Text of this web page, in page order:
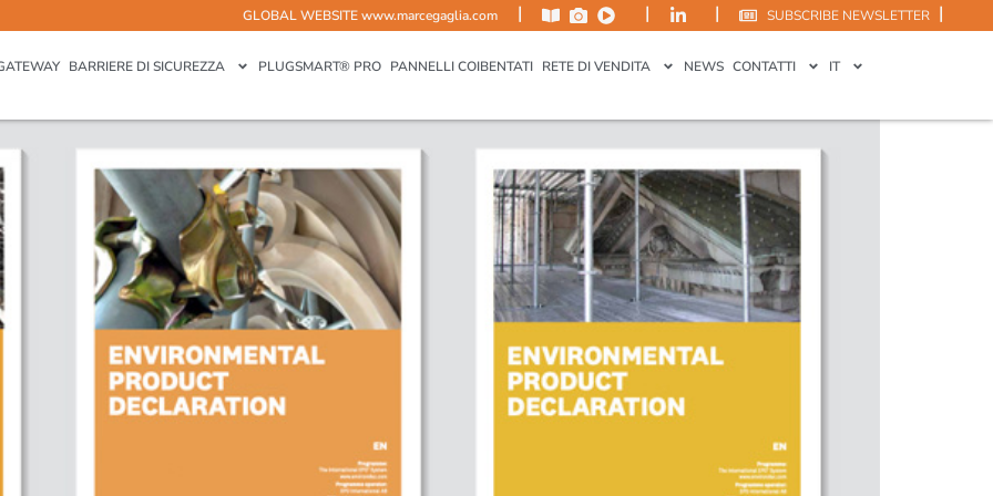
GLOBAL WEBSITEwww.marcegaglia.com | | | SUBSCRIBE NEWSLETTER |
BARRIERE DI SICUREZZA PLUGSMART® PRO PANNELLI COIBENTATI RETE DI VENDITA NEWS CONTATTI IT
di Marcegaglia Buildtech ha ottenuto la